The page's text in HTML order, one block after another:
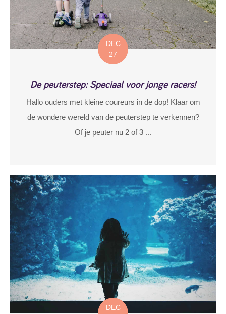
DEC
27
De peuterstep: Speciaal voor jonge racers!
Hallo ouders met kleine coureurs in de dop! Klaar om
de wondere wereld van de peuterstep te verkennen?
Of je peuter nu 2 of 3 ...
DEC